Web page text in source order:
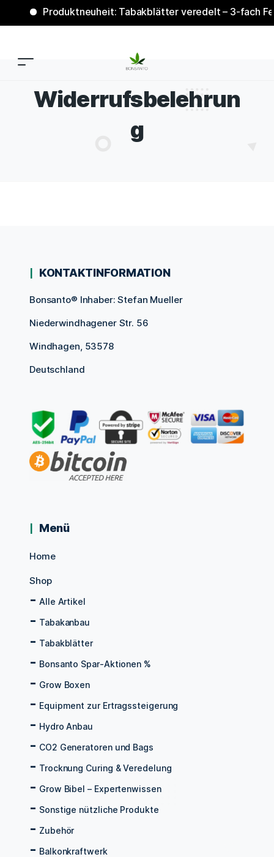
Produktneuheit: Tabakblätter veredelt – 3-fach
Widerrufsbelehrun
g
KONTAKTINFORMATION
Bonsanto® Inhaber: Stefan Mueller
Niederwindhagener Str. 56
Windhagen, 53578
Deutschland
Menü
Home
Shop
Alle Artikel
Tabakanbau
Tabakblätter
Bonsanto Spar-Aktionen %
Grow Boxen
Equipment zur Ertragssteigerung
Hydro Anbau
CO2 Generatoren und Bags
Trocknung Curing & Veredelung
Grow Bibel – Expertenwissen
Sonstige nützliche Produkte
Zubehör
Balkonkraftwerk